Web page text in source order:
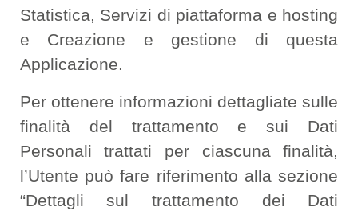
Statistica, Servizi di piattaforma e hosting
e Creazione e gestione di questa
Applicazione.
Per ottenere informazioni dettagliate sulle
finalità del trattamento e sui Dati
Personali trattati per ciascuna finalità,
l’Utente può fare riferimento alla sezione
“Dettagli sul trattamento dei Dati